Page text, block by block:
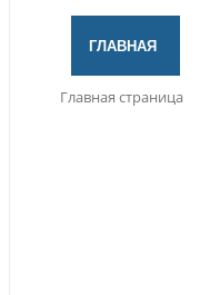
ГЛАВНАЯ
Главная страница